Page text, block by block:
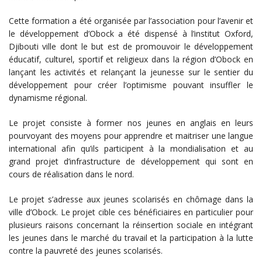
Cette formation a été organisée par l’association pour l’avenir et
le développement d’Obock a été dispensé à l’institut Oxford,
Djibouti ville dont le but est de promouvoir le développement
éducatif, culturel, sportif et religieux dans la région d’Obock en
lançant les activités et relançant la jeunesse sur le sentier du
développement pour créer l’optimisme pouvant insuffler le
dynamisme régional.
Le projet consiste à former nos jeunes en anglais en leurs
pourvoyant des moyens pour apprendre et maitriser une langue
international afin qu’ils participent à la mondialisation et au
grand projet d’infrastructure de développement qui sont en
cours de réalisation dans le nord.
Le projet s’adresse aux jeunes scolarisés en chômage dans la
ville d’Obock. Le projet cible ces bénéficiaires en particulier pour
plusieurs raisons concernant la réinsertion sociale en intégrant
les jeunes dans le marché du travail et la participation à la lutte
contre la pauvreté des jeunes scolarisés.